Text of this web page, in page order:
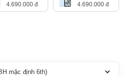
4.690.000 đ
4.690.000 đ
mặc định 6th)